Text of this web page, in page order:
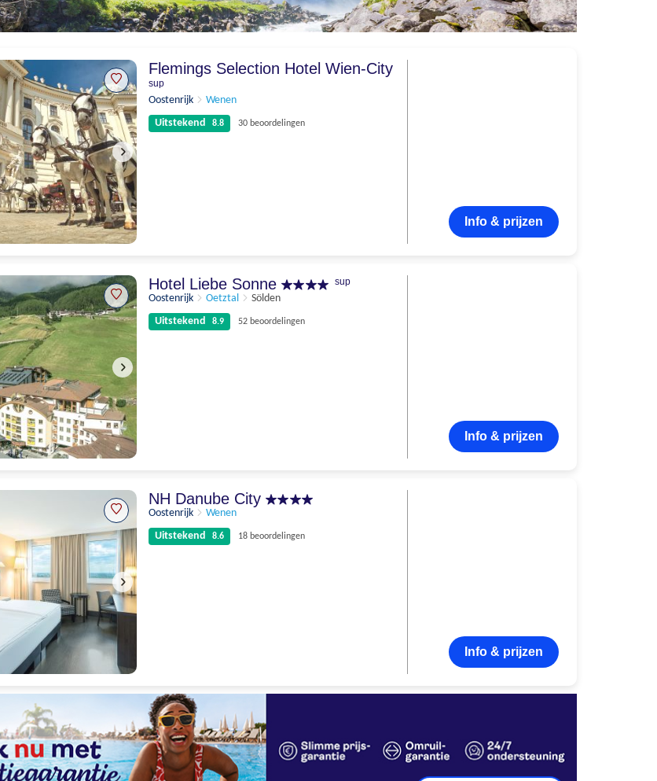
Flemings Selection Hotel Wien-City
sup
Oostenrijk
Wenen
Uitstekend
8.8 30 beoordelingen
Info & prijzen
52 beoordelingen
Hotel Liebe Sonne sup
Oostenrijk Oetztal
Sölden
Uitstekend
8.9 52 beoordelingen
Info & prijzen
18 beoordelingen
8.6
NH Danube City
Oostenrijk
Wenen
Uitstekend
8.6 18 beoordelingen
Info & prijzen